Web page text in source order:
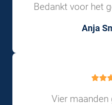
Bedankt voor het
Anja
Vier maanden